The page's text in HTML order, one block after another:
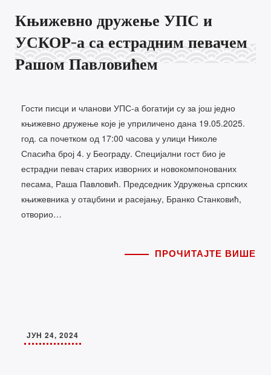
Књижевно дружење УПС и
УСКОР-а са естрадним певачем
Рашом Павловићем
Гости писци и чланови УПС-а богатији су за још једно
књижевно дружење које је уприличено дана 19.05.2025.
год. са почетком од 17:00 часова у улици Николе
Спасића број 4. у Београду. Специјални гост био је
естрадни певач старих изворних и новокомпонованих
песама, Раша Павловић. Председник Удружења српских
књижевника у отаџбини и расејању, Бранко Станковић,
отворио…
ПРОЧИТАЈТЕ ВИШЕ
ЈУН 24, 2024